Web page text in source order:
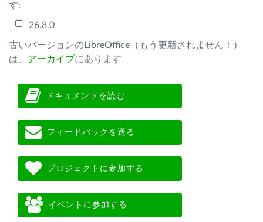
す:
26.8.0
古いバージョンのLibreOffice（もう更新されません！）
は、 アーカイブにあります
ドキュメントを読む
フィードバックを送る
プロジェクトに参加する
イベントに参加する